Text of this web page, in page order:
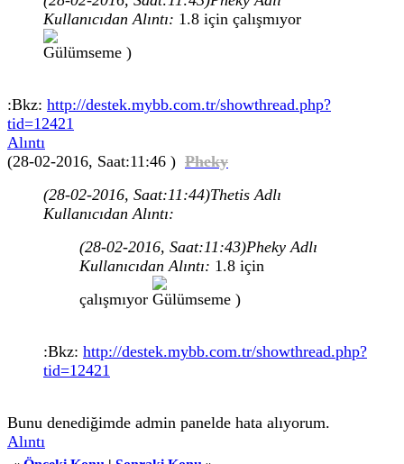
Kullanıcıdan Alıntı: 1.8 için çalışmıyor
)
:Bkz: http://destek.mybb.com.tr/showthread.php?
tid=12421
Alıntı
(28-02-2016, Saat:11:46 ) Pheky
(28-02-2016, Saat:11:44)Thetis Adlı
Kullanıcıdan Alıntı:
(28-02-2016, Saat:11:43)Pheky Adlı
Kullanıcıdan Alıntı: 1.8 için
çalışmıyor
)
:Bkz: http://destek.mybb.com.tr/showthread.php?
tid=12421
Bunu denediğimde admin panelde hata alıyorum.
Alıntı